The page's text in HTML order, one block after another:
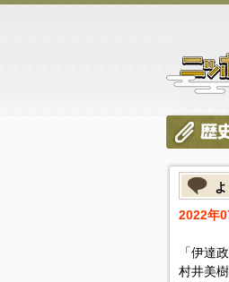
2022年
「伊達
村井美